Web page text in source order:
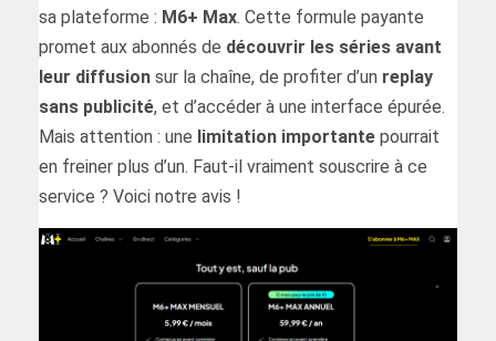
sa plateforme : M6+ Max. Cette formule payante
promet aux abonnés de découvrir les séries avant
leur diffusion sur la chaîne, de profiter d’un replay
sans publicité, et d’accéder à une interface épurée.
Mais attention : une limitation importante pourrait
en freiner plus d’un. Faut-il vraiment souscrire à ce
service ? Voici notre avis !